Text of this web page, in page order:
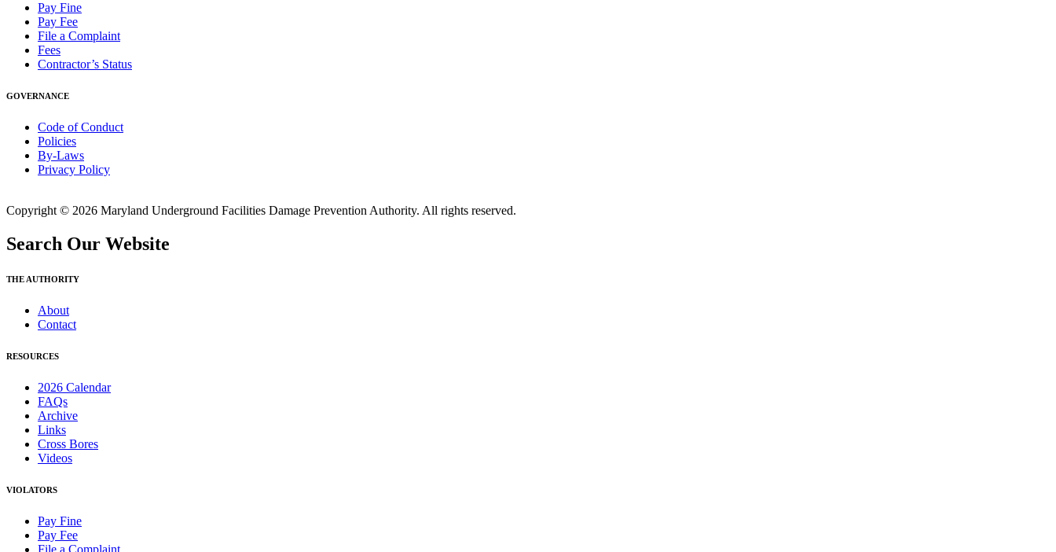
Pay Fine
Pay Fee
File a Complaint
Fees
Contractor’s Status
GOVERNANCE
Code of Conduct
Policies
By-Laws
Privacy Policy
Copyright © 2026 Maryland Underground Facilities Damage Prevention Authority. All rights reserved.
Search Our Website
THE AUTHORITY
About
Contact
RESOURCES
2026 Calendar
FAQs
Archive
Links
Cross Bores
Videos
VIOLATORS
Pay Fine
Pay Fee
File a Complaint